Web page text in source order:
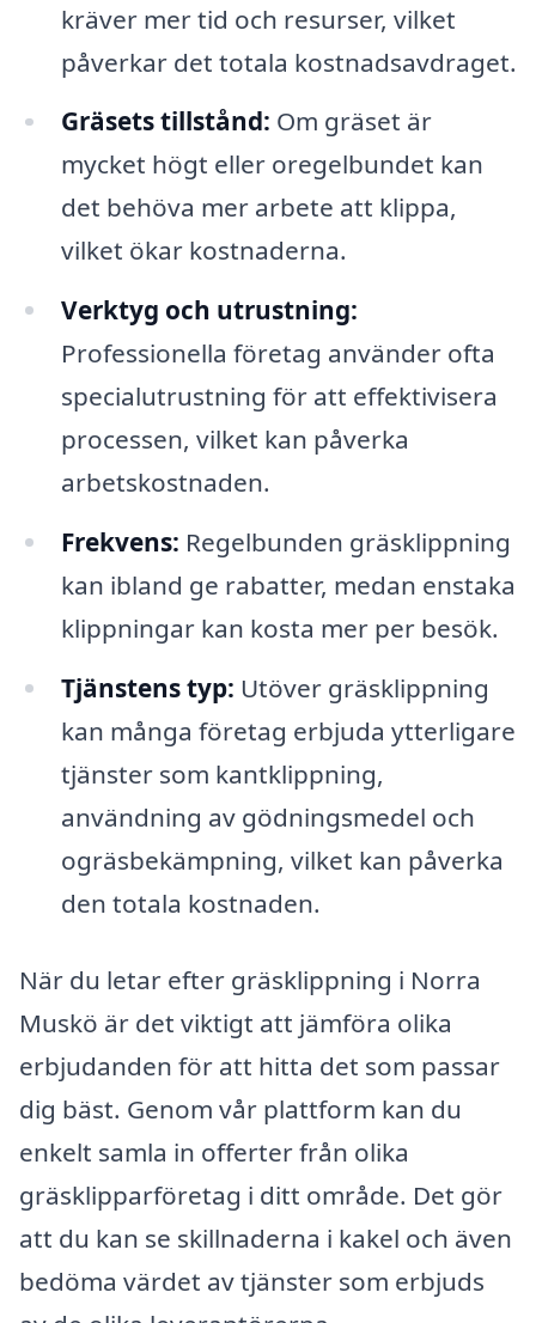
kräver mer tid och resurser, vilket
påverkar det totala kostnadsavdraget.
Gräsets tillstånd: Om gräset är
mycket högt eller oregelbundet kan
det behöva mer arbete att klippa,
vilket ökar kostnaderna.
Verktyg och utrustning:
Professionella företag använder ofta
specialutrustning för att effektivisera
processen, vilket kan påverka
arbetskostnaden.
Frekvens: Regelbunden gräsklippning
kan ibland ge rabatter, medan enstaka
klippningar kan kosta mer per besök.
Tjänstens typ: Utöver gräsklippning
kan många företag erbjuda ytterligare
tjänster som kantklippning,
användning av gödningsmedel och
ogräsbekämpning, vilket kan påverka
den totala kostnaden.
När du letar efter gräsklippning i Norra
Muskö är det viktigt att jämföra olika
erbjudanden för att hitta det som passar
dig bäst. Genom vår plattform kan du
enkelt samla in offerter från olika
gräsklipparföretag i ditt område. Det gör
att du kan se skillnaderna i kakel och även
bedöma värdet av tjänster som erbjuds